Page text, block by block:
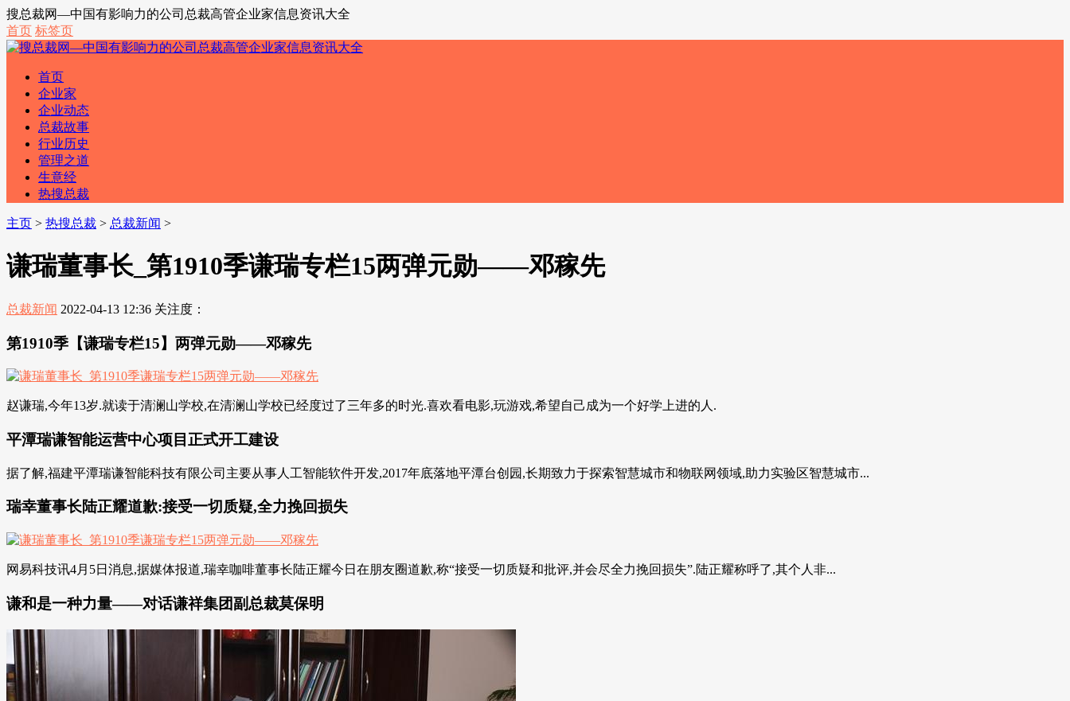
搜总裁网—中国有影响力的公司总裁高管企业家信息资讯大全
首页 标签页
首页
企业家
企业动态
总裁故事
行业历史
管理之道
生意经
热搜总裁
主页 > 热搜总裁 > 总裁新闻 >
谦瑞董事长_第1910季谦瑞专栏15两弹元勋——邓稼先
总裁新闻 2022-04-13 12:36 关注度：
第1910季【谦瑞专栏15】两弹元勋——邓稼先
赵谦瑞,今年13岁.就读于清澜山学校,在清澜山学校已经度过了三年多的时光.喜欢看电影,玩游戏,希望自己成为一个好学上进的人.
平潭瑞谦智能运营中心项目正式开工建设
据了解,福建平潭瑞谦智能科技有限公司主要从事人工智能软件开发,2017年底落地平潭台创园,长期致力于探索智慧城市和物联网领域,助力实验区智慧城市...
瑞幸董事长陆正耀道歉:接受一切质疑,全力挽回损失
网易科技讯4月5日消息,据媒体报道,瑞幸咖啡董事长陆正耀今日在朋友圈道歉,称“接受一切质疑和批评,并会尽全力挽回损失”.陆正耀称呼了,其个人非...
谦和是一种力量——对话谦祥集团副总裁莫保明